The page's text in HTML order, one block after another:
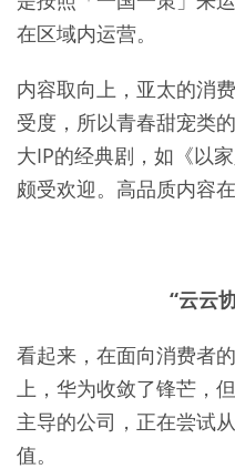
在区域内运营。
内容取向上，亚太的消
受度，所以青春甜宠类
大IP的经典剧，如《以
颇受欢迎。高品质内容
“云云
看起来，在面向消费者
上，华为收敛了锋芒，
主导的公司，正在尝试
值。